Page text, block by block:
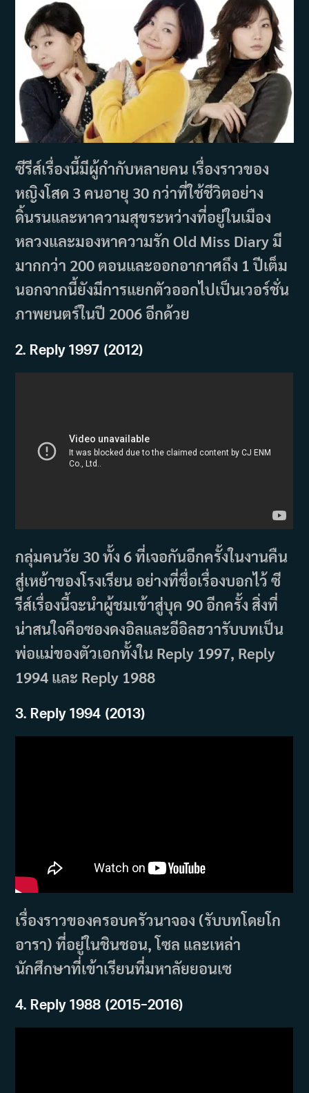
ซีรีส์เรื่องนี้มีผู้กำกับหลายคน เรื่องราวของ
หญิงโสด 3 คนอายุ 30 กว่าที่ใช้ชีวิตอย่าง
ดิ้นรนและหาความสุขระหว่างที่อยู่ในเมือง
หลวงและมองหาความรัก Old Miss Diary มี
มากกว่า 200 ตอนและออกอากาศถึง 1 ปีเต็ม
นอกจากนี้ยังมีการแยกตัวออกไปเป็นเวอร์ชั่น
ภาพยนตร์ในปี 2006 อีกด้วย
2. Reply1997 (2012)
กลุ่มคนวัย 30 ทั้ง 6 ที่เจอกันอีกครั้งในงานคืน
สู่เหย้าของโรงเรียน อย่างที่ชื่อเรื่องบอกไว้ ซี
รีส์เรื่องนี้จะนำผู้ชมเข้าสู่บุค 90 อีกครั้ง สิ่งที่
น่าสนใจคือซองดงอิลและอีอิลฮวารับบทเป็น
พ่อแม่ของตัวเอกทั้งใน Reply 1997, Reply
1994 และ Reply 1988
3. Reply1994 (2013)
เรื่องราวของครอบครัวนาจอง (รับบทโดยโก
อารา) ที่อยู่ในชินชอน, โซล และเหล่า
นักศึกษาที่เข้าเรียนที่มหาลัยยอนเซ
4. Reply1988 (2015–2016)